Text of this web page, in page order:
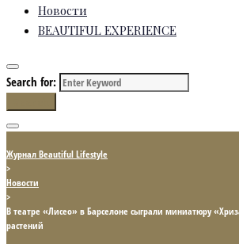
Новости
BEAUTIFUL EXPERIENCE
Search for:
Журнал Beautiful Lifestyle
>
Новости
>
В театре «Лисео» в Барселоне сыграли миниатюру
растений